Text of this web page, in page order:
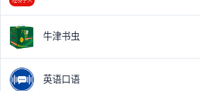
牛津书虫
英语口语